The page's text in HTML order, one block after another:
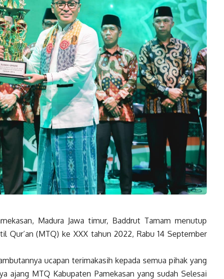
Madura Jawa timur, Baddrut Tamam menutup
Qur’an (MTQ) ke XXX tahun 2022, Rabu 14 September
ucapan terimakasih kepada semua pihak yang
ajang MTQ Kabupaten Pamekasan yang sudah Selesai